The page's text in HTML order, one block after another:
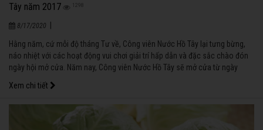
Tây năm 2017
1298
8/17/2020
Hằng năm, cứ mỗi độ tháng Tư về, Công viên Nước Hồ Tây lại tưng bừng,
náo nhiệt với các hoạt động vui chơi giải trí hấp dẫn và đặc sắc chào đón
ngày hội mở cửa. Năm nay, Công viên Nước Hồ Tây sẽ mở cửa từ ngày
viên Nước” với nhiều ưu đãi hấp dẫn dành cho khách hàng như sau:
Xem chi tiết